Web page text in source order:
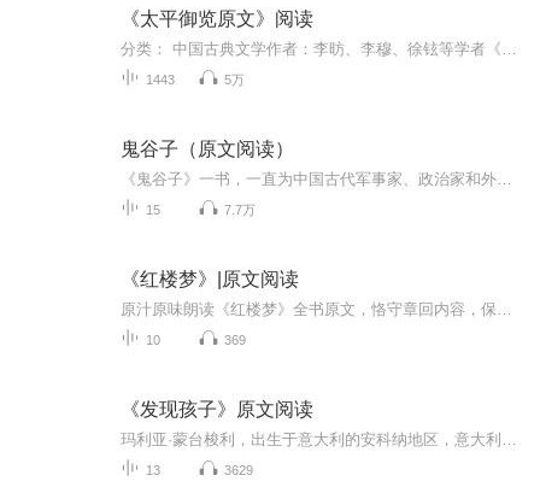
《太平御览原文》阅读
1443 5万
鬼谷子（原文阅读）
15 7.7万
《红楼梦》|原文阅读
10 369
《发现孩子》原文阅读
13 3629